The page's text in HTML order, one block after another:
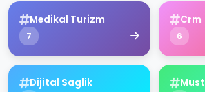
Medikal Turizm
7
Crm
6
Dijital Saglik